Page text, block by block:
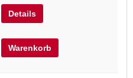
Details
Warenkorb